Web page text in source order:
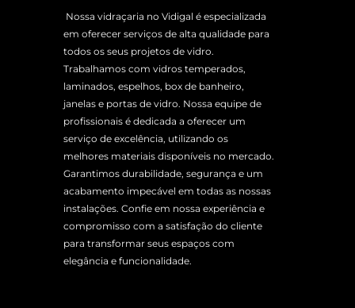
Nossa vidraçaria no Vidigal é especializada
em oferecer serviços de alta qualidade para
todos os seus projetos de vidro.
Trabalhamos com vidros temperados,
laminados, espelhos, box de banheiro,
janelas e portas de vidro. Nossa equipe de
profissionais é dedicada a oferecer um
serviço de excelência, utilizando os
melhores materiais disponíveis no mercado.
Garantimos durabilidade, segurança e um
acabamento impecável em todas as nossas
instalações. Confie em nossa experiência e
compromisso com a satisfação do cliente
para transformar seus espaços com
elegância e funcionalidade.